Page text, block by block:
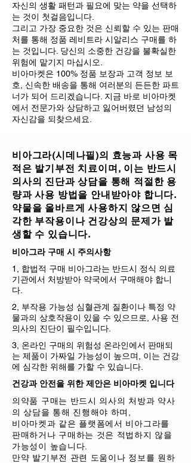
자신의 생활 패턴과 필요에 맞는 약을 선택하
는 것이 첫걸음입니다.
그리고 가장 중요한 것은 신뢰할 수 있는 판매
처를 통해 정품 레비트라 시알리스 구매를 하
는 것입니다. 당신의 소중한 건강을 불확실한
위험에 맡기지 마십시오.
비아마켓은 100% 정품 보장과 고객 정보 보
호, 신속한 배송을 통해 여러분의 든든한 파트
너가 되어 드리겠습니다. 지금 바로 비아마켓
에서 전문가와 상담하고 잃어버렸던 남성의
자신감을 되찾으세요.
비아그라(시데나필)의 효능과 사용 목
적은 발기부전 치료이며, 이는 반드시
의사의 진단과 상담을 통해 적절한 용
량과 사용 방법을 안내받아야 합니다.
약물을 올바르게 사용하지 않으면 심
각한 부작용이나 건강상의 문제가 발
생할 수 있습니다.
비아그라 구매 시 주의사항
1, 합법적 구매 비아그라는 반드시 정식 의료
기관에서 처방받아 약국에서 구매해야 합니
다.
2, 부작용 가능성 심혈관계 질환이나 특정 약
물과의 상호작용이 있을 수 있으므로, 사용 전
의사의 진단이 필수입니다.
3, 온라인 구매의 위험성 온라인에서 판매되
는 제품이 가짜일 가능성이 높으며, 이는 건강
에 심각한 위해를 가할 수 있습니다.
건강과 안전을 위한 제안은 비아마켓 입니다
의약품 구매는 반드시 의사의 처방과 약사
의 상담을 통해 진행해야 하며,
비아마켓과 같은 플랫폼에서 비아그라를
판매하거나 구매하는 것은 적법하지 않을
가능성이 높습니다.
만약 발기부전 관련 도움이나 정보를 원하